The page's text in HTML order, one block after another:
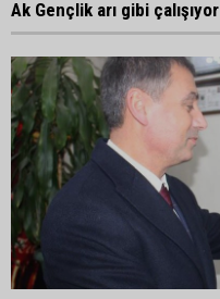
Ak Gençlik arı gibi çalışıyor